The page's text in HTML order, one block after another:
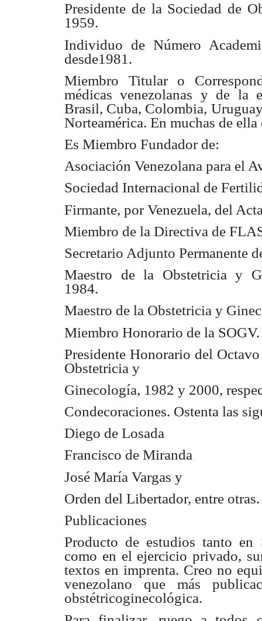
Presidente de la Sociedad de
1959.
Individuo de Número
desde1981.
Miembro Titular o
médicas venezolanas y de la
Brasil, Cuba, Colombia,
Norteamérica. En muchas de
Es Miembro Fundador de:
Asociación Venezolana para el
Sociedad Internacional de
Firmante, por Venezuela, del
Miembro de la Directiva de
Secretario Adjunto Permanente
Maestro de la Obstetricia y
1984.
Maestro de la Obstetricia y
Miembro Honorario de la SOGV.
Presidente Honorario del
Obstetricia y
Ginecología, 1982 y 2000,
Condecoraciones. Ostenta las
Diego de Losada
Francisco de Miranda
José María Vargas y
Orden del Libertador, entre otras.
Publicaciones
Producto de estudios tanto
como en el ejercicio privado,
textos en imprenta. Creo no
venezolano que más
obstétricoginecológica.